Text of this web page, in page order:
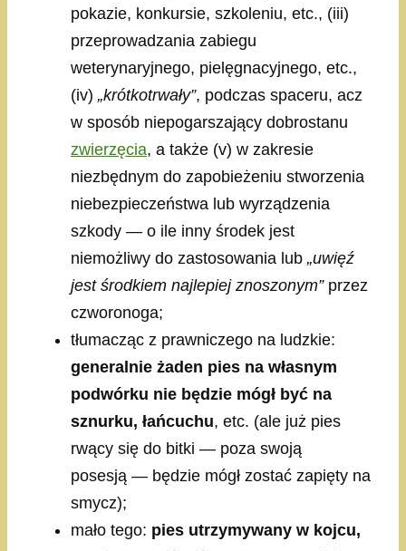
pokazie, konkursie, szkoleniu, etc., (iii)
przeprowadzania zabiegu
weterynaryjnego, pielęgnacyjnego, etc.,
(iv) „krótkotrwały”, podczas spaceru, acz
w sposób niepogarszający dobrostanu
zwierzęcia, a także (v) w zakresie
niezbędnym do zapobieżeniu stworzenia
niebezpieczeństwa lub wyrządzenia
szkody — o ile inny środek jest
niemożliwy do zastosowania lub „uwięź
jest środkiem najlepiej znoszonym”przez
czworonoga;
tłumacząc z prawniczego na ludzkie:
generalnie żaden pies na własnym
podwórku nie będzie mógł być na
sznurku, łańcuchu, etc. (ale już pies
rwący się do bitki — poza swoją
posesją — będzie mógł zostać zapięty na
smycz);
mało tego: pies utrzymywany w kojcu,